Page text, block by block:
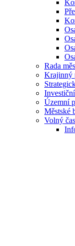
Rada
Krajinný
Územní
Městské
Volný čas